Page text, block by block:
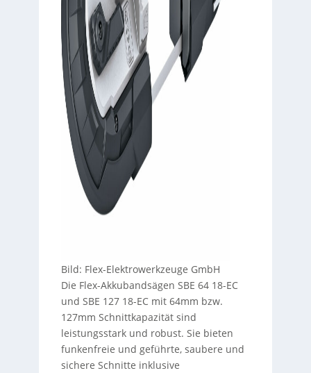
Bild: Flex-Elektrowerkzeuge GmbH
Die Flex-Akkubandsägen SBE 64 18-EC
und SBE 127 18-EC mit 64mm bzw.
127mm Schnittkapazität sind
leistungsstark und robust. Sie bieten
funkenfreie und geführte, saubere und
sichere Schnitte inklusive